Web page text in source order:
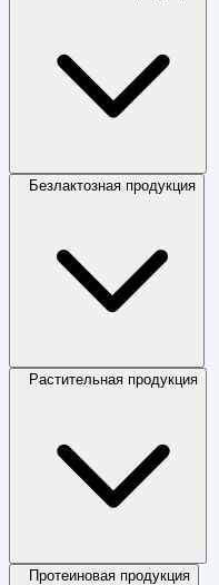
Безлактозная продукция
Растительная продукция
Протеиновая продукция